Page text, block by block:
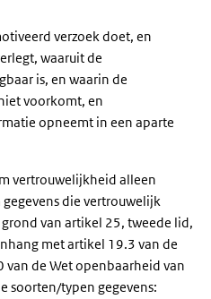
verzoek doet, en
waaruit de
is, en waarin de
voorkomt, en
opneemt in een aparte
vertrouwelijkheid alleen
die vertrouwelijk
van artikel 25, tweede lid,
met artikel 19.3 van de
de Wet openbaarheid van
soorten/typen gegevens: